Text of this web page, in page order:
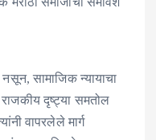
सामाजिक न्यायाचा
दृष्ट्या समतोल
वापरलेले मार्ग